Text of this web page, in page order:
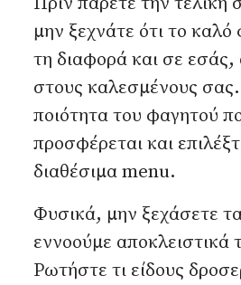
μην ξεχνάτε ότι το
τη διαφορά και σε
στους καλεσμένους
ποιότητα του φαγητού
προσφέρεται και
διαθέσιμα menu.
Φυσικά, μην ξεχάσετε
εννοούμε αποκλειστικά
Ρωτήστε τι είδους